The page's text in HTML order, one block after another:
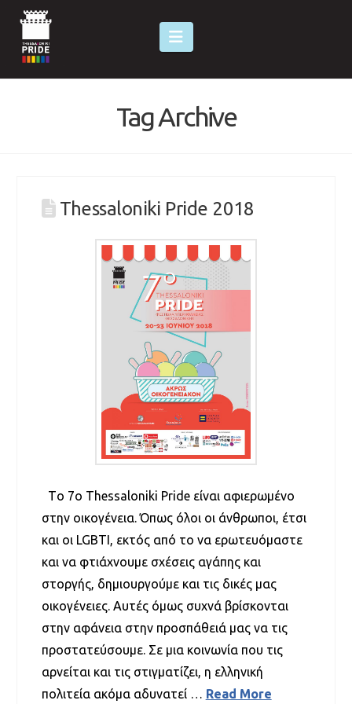
Navigation
Tag Archive
Thessaloniki Pride 2018
Tο 7o Thessaloniki Pride είναι αφιερωμένο
στην οικογένεια. Όπως όλοι οι άνθρωποι, έτσι
και οι LGBTI, εκτός από το να ερωτευόμαστε
και να φτιάχνουμε σχέσεις αγάπης και
στοργής, δημιουργούμε και τις δικές μας
οικογένειες. Αυτές όμως συχνά βρίσκονται
στην αφάνεια στην προσπάθειά μας να τις
προστατεύσουμε. Σε μια κοινωνία που τις
αρνείται και τις στιγματίζει, η ελληνική
πολιτεία ακόμα αδυνατεί … Read More